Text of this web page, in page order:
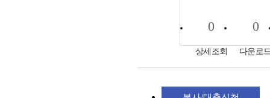
0
상세조회
0
다운로